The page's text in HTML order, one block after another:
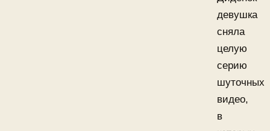
девушка
сняла
целую
серию
шуточных
видео,
в